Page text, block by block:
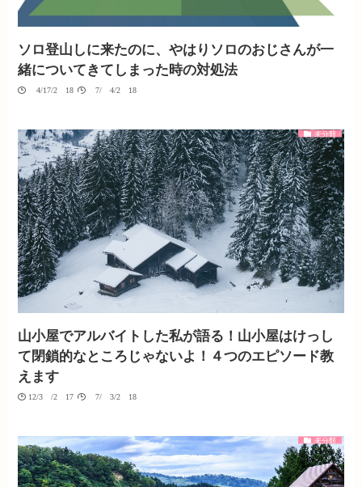
ソロ登山しに来たのに、やはりソロのおじさんが一
緒についてきてしまった時の対処法
04/17/2018 07/04/2018
未分類
山小屋でアルバイトした私が語る！山小屋はけっし
て閉鎖的なところじゃないよ！４つのエピソード教
えます
12/30/2017 07/03/2018
未分類